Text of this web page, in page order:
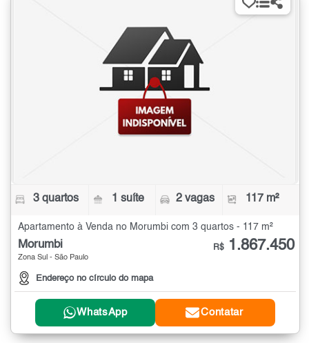
3 quartos 1 suíte 2 vagas 117 m²
Apartamento à Venda no Morumbi com 3 quartos - 117 m²
Morumbi
Zona Sul - São Paulo
Endereço no círculo do mapa
R$ 1.867.450
WhatsApp Contatar